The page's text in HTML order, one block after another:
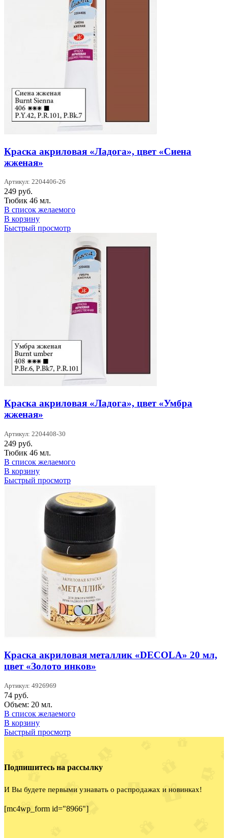
Краска акриловая «Ладога», цвет «Сиена
жженая»
Артикул: 2204406-26
249 руб.
Тюбик 46 мл.
В список желаемого
В корзину
Быстрый просмотр
Краска акриловая «Ладога», цвет «Умбра
жженая»
Артикул: 2204408-30
249 руб.
Тюбик 46 мл.
В список желаемого
В корзину
Быстрый просмотр
Краска акриловая металлик «DECOLA» 20 мл,
цвет «Золото инков»
Артикул: 4926969
74 руб.
Объем: 20 мл.
В список желаемого
В корзину
Быстрый просмотр
Подпишитесь на рассылку
И Вы будете первыми узнавать о распродажах и новинках!
[mc4wp_form id="8966"]